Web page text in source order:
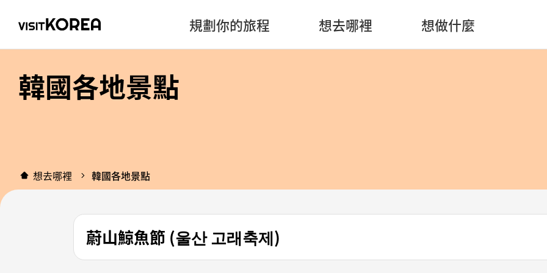
規劃你的旅程 想去哪裡 想做什麼
韓國各地景點
想去哪裡 韓國各地景點
蔚山鯨魚節 (울산 고래축제)